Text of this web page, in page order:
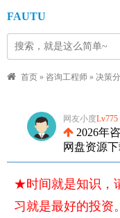
FAUTU
首页 » 咨询工程师 » 决策
网友小度Lv775
2026年
网盘资源
★时间就是知识，
习就是最好的投